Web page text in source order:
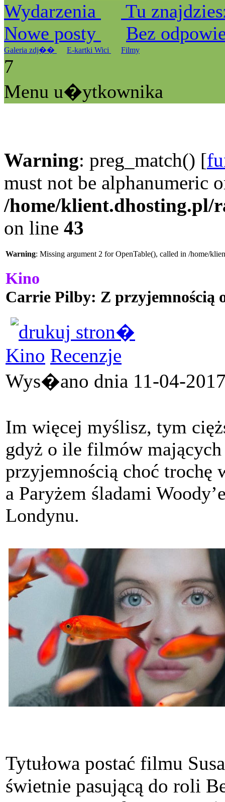
Wydarzenia
Tu
Nowe posty
Bez
Galeria zdj�� E-kartki Wici Filmy
7
Menu u�ytkownika
Warning: preg_match() [
must not be alphanumeric
/home/klient.dhosting.pl/
on line 43
Warning: Missing argument 2 for OpenTable(), called in /home/
Kino
Carrie Pilby: Z przyjemnością
Kino Recenzje
Wys�ano dnia 11-04-
Im więcej myślisz, tym
gdyż o ile filmów
przyjemnością choć trochę
a Paryżem śladami
Londynu.
Tytułowa postać filmu
świetnie pasującą do roli